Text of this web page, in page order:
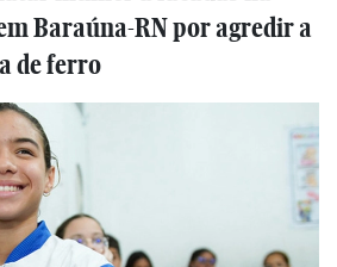
Baraúna-RN por agredir a
de ferro